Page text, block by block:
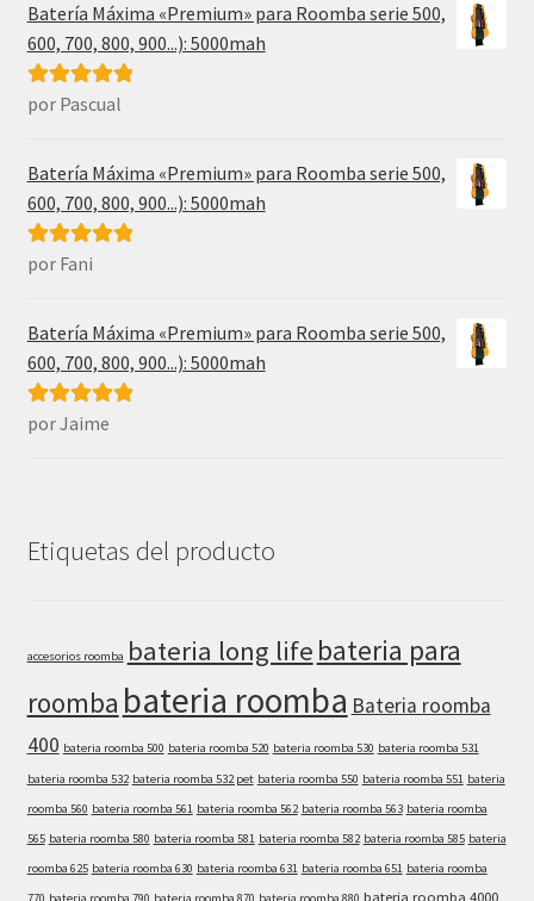
Batería Máxima «Premium» para Roomba serie 500,
600, 700, 800, 900...): 5000mah
Valorado con
por Pascual
Batería Máxima «Premium» para Roomba serie 500,
600, 700, 800, 900...): 5000mah
Valorado con
por Fani
Batería Máxima «Premium» para Roomba serie 500,
600, 700, 800, 900...): 5000mah
Valorado con
por Jaime
Etiquetas del producto
accesorios roomba bateria long life bateria para
roomba bateria roomba Bateria roomba
400 bateria roomba 500 bateria roomba 520 bateria roomba 530 bateria roomba 531
bateria roomba 532 bateria roomba 532 pet bateria roomba 550 bateria roomba 551 bateria
roomba 560 bateria roomba 561 bateria roomba 562 bateria roomba 563 bateria roomba
565 bateria roomba 580 bateria roomba 581 bateria roomba 582 bateria roomba 585 bateria
roomba 625 bateria roomba 630 bateria roomba 631 bateria roomba 651 bateria roomba
770 bateria roomba 790 bateria roomba 870 bateria roomba 880 bateria roomba 4000